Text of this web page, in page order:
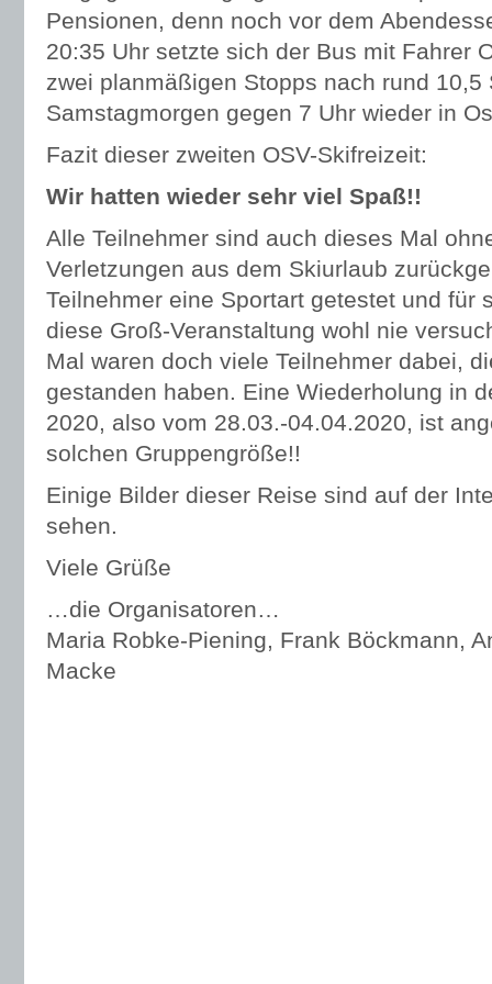
Pensionen, denn noch vor dem
20:35 Uhr setzte sich der Bus mit Fahrer
zwei planmäßigen Stopps nach rund 10,5
Samstagmorgen gegen 7 Uhr wieder in
Fazit dieser zweiten OSV-Skifreizeit:
Wir hatten wieder sehr viel Spaß!!
Alle Teilnehmer sind auch dieses Mal
Verletzungen aus dem Skiurlaub
Teilnehmer eine Sportart getestet und für
diese Groß-Veranstaltung wohl nie
Mal waren doch viele Teilnehmer dabei,
gestanden haben. Eine Wiederholung in
2020, also vom 28.03.-04.04.2020, ist
solchen Gruppengröße!!
Einige Bilder dieser Reise sind auf der
sehen.
Viele Grüße
…die Organisatoren…
Maria Robke-Piening, Frank Böckmann,
Macke